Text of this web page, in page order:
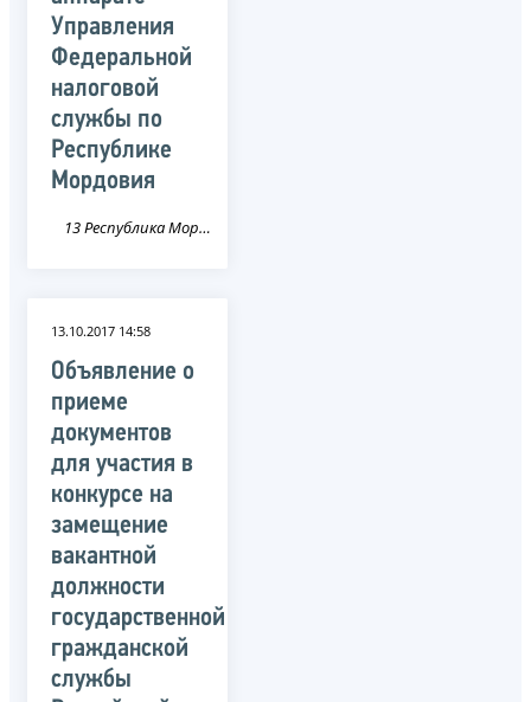
Управления
Федеральной
налоговой
службы по
Республике
Мордовия
13 Республика Мордовия
13.10.2017 14:58
Объявление о
приеме
документов
для участия в
конкурсе на
замещение
вакантной
должности
государственной
гражданской
службы